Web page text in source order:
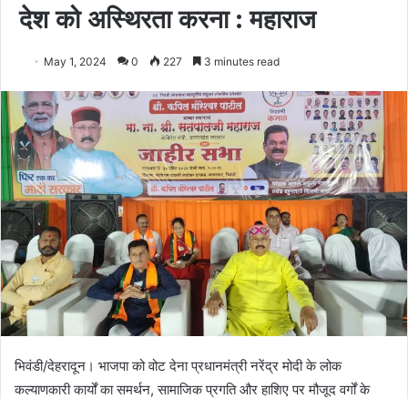
देश को अस्थिरता करना : महाराज
May 1, 2024 0 227 3 minutes read
भिवंडी/देहरादून। भाजपा को वोट देना प्रधानमंत्री नरेंद्र मोदी के लोक
कल्याणकारी कार्यों का समर्थन, सामाजिक प्रगति और हाशिए पर मौजूद वर्गों के